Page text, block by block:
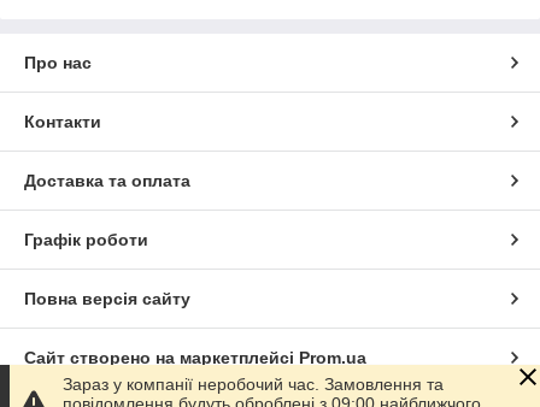
Про нас
Контакти
Доставка та оплата
Графік роботи
Повна версія сайту
Сайт створено на маркетплейсі Prom.ua
Зараз у компанії неробочий час. Замовлення та